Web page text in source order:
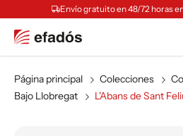
Envío gratuito en 48/72 horas
Página principal Colecciones
Bajo Llobregat
L'Abans de Sant